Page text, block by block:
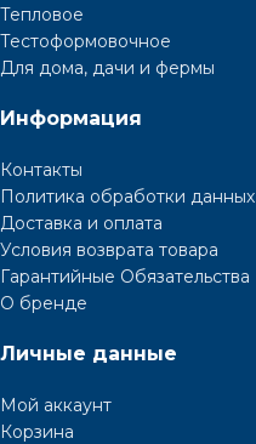
Тепловое
Тестоформовочное
Для дома, дачи и фермы
Информация
Контакты
Политика обработки данных
Доставка и оплата
Условия возврата товара
Гарантийные Обязательства
О бренде
Личные данные
Мой аккаунт
Корзина